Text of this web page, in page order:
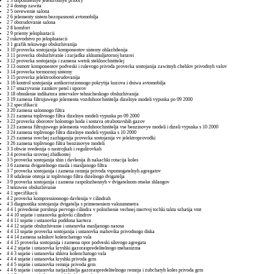
2 4 dostup zawita
2 5 osvewenie salona
2 6 jelementy sistem bezopasnosti avtomobilja
2 7 oborudovanie salona
2 8 komfort
2 9 priemy jekspluatacii
2 rukovodstvo po jekspluatacii
3 1 grafik tekuwego obsluzhivanija
3 10 proverka sostojanija komponentov sistemy ohlazhdenija
3 11 proverka obsluzhivanie i zarjadka akkumuljatornoj batarei
3 12 proverka sostojanija i zamena wetok stekloochistitelej
3 13 osmotr komponentov podveski i rulevogo privoda proverka sostojanija zawitnyh chehlov privodnyh valov
3 14 proverka tormoznoj sistemy
3 15 proverka jelektrooborudovanija
3 16 kontrol sostojanija antikorrozionnogo pokrytija kuzova i dniwa avtomobilja
3 17 smazyvanie zamkov petel i uporov
3 18 obnulenie indikatora intervalov tehnicheskogo obsluzhivanija
3 19 zamena filtrujuwego jelementa vozduhoochistitelja dizelnye modeli vypuska po 09 2000
3 2 specifikacii
3 20 zamena salonnogo filtra
3 21 zamena toplivnogo filtra dizelnye modeli vypuska po 09 2000
3 22 proverka oborotov holostogo hoda i sostava otrabotavshih gazov
3 23 zamena filtrujuwego jelementa vozduhoochistitelja vse benzinovye modeli i dizeli vypuska s 10 2000
3 24 zamena toplivnogo filtra dizelnye modeli vypuska s 10 2000
3 25 zamena svechej zazhiganija proverka sostojanija vv jelektroprovodki
3 26 zamena toplivnogo filtra benzinovye modeli
3 3 obwie svedenija o nastrojkah i regulirovkah
3 4 proverka urovnej zhidkostej
3 5 proverka sostojanija shin i davlenija ih nakachki rotacija koles
3 6 zamena dvigatelnogo masla i masljanogo filtra
3 7 proverka sostojanija i zamena remnja privoda vspomogatelnyh agregatov
3 8 udalenie otstoja iz toplivnogo filtra dizelnogo dvigatelja
3 9 proverka sostojanija i zamena raspolozhennyh v dvigatelnom otseke shlangov
3 tekuwee obsluzhivanie
4 1 specifikacii
4 2 proverka kompressionnogo davlenija v cilindrah
4 3 diagnostika sostojanija dvigatelja s primeneniem vakuummetra
4 4 1 privedenie porshnja pervogo cilindra v polozhenie verhnej mertvoj tochki takta szhatija vmt
4 4 10 snjatie i ustanovka golovki cilindrov
4 4 11 snjatie i ustanovka poddona kartera
4 4 12 snjatie obsluzhivanie i ustanovka masljanogo nasosa
4 4 13 snjatie proverka sostojanija i ustanovka mahovika privodnogo diska
4 4 14 zamena salnikov kolenchatogo vala
4 4 15 proverka sostojanija i zamena opor podveski silovogo agregata
4 4 2 snjatie i ustanovka kryshki gazoraspredelitelnogo mehanizma
4 4 3 snjatie i ustanovka shkiva kolenchatogo vala
4 4 4 snjatie i ustanovka kryshki privoda grm
4 4 5 snjatie i ustanovka remnja privoda grm
4 4 6 snjatie i ustanovka natjazhitelja gazoraspredelitelnogo remnja i zubchatyh koles privoda grm